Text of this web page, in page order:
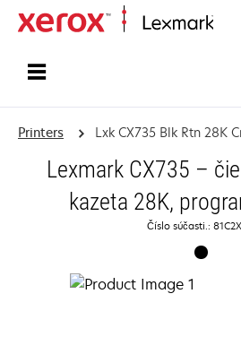
Printers Lxk CX735 Blk Rtn 28K
Lexmark CX735 –
kazeta 28K,
Číslo súčasti.: